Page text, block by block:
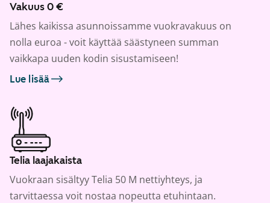
Vakuus 0 €
Lähes kaikissa asunnoissamme vuokravakuus on
nolla euroa - voit käyttää säästyneen summan
vaikkapa uuden kodin sisustamiseen!
Lue lisää
Telia laajakaista
Vuokraan sisältyy Telia 50 M nettiyhteys, ja
tarvittaessa voit nostaa nopeutta etuhintaan.